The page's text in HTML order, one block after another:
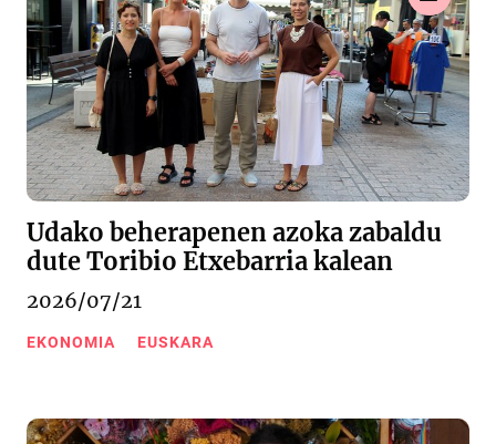
Udako beherapenen azoka zabaldu
dute Toribio Etxebarria kalean
2026/07/21
EKONOMIA EUSKARA